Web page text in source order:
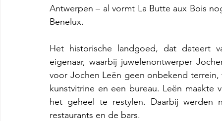
Antwerpen – al vormt La Butte aux Bois
Benelux.
Het historische landgoed, dat dateert
eigenaar, waarbij juwelenontwerper
voor Jochen Leën geen onbekend
kunstvitrine en een bureau. Leën
het geheel te restylen. Daarbij werden
restaurants en de bars.